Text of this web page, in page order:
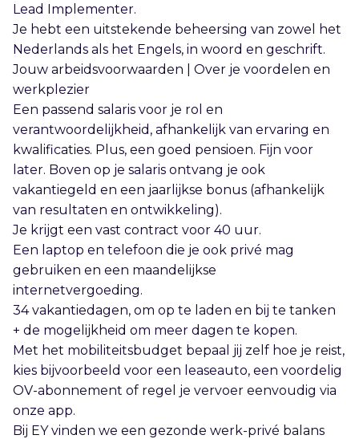
Lead Implementer.
Je hebt een uitstekende beheersing van zowel het
Nederlands als het Engels, in woord en geschrift.
Jouw arbeidsvoorwaarden | Over je voordelen en
werkplezier
Een passend salaris voor je rol en
verantwoordelijkheid, afhankelijk van ervaring en
kwalificaties. Plus, een goed pensioen. Fijn voor
later. Boven op je salaris ontvang je ook
vakantiegeld en een jaarlijkse bonus (afhankelijk
van resultaten en ontwikkeling).
Je krijgt een vast contract voor 40 uur.
Een laptop en telefoon die je ook privé mag
gebruiken en een maandelijkse
internetvergoeding.
34 vakantiedagen, om op te laden en bij te tanken
+ de mogelijkheid om meer dagen te kopen.
Met het mobiliteitsbudget bepaal jij zelf hoe je reist,
kies bijvoorbeeld voor een leaseauto, een voordelig
OV-abonnement of regel je vervoer eenvoudig via
onze app.
Bij EY vinden we een gezonde werk-privé balans